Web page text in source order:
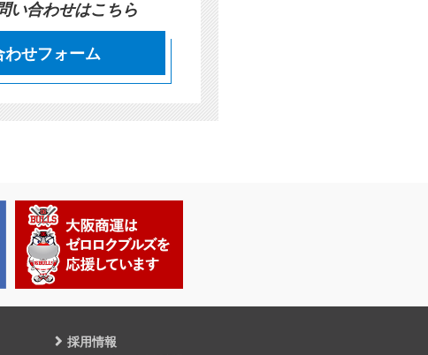
い合わせはこちら
わせフォーム
採用情報